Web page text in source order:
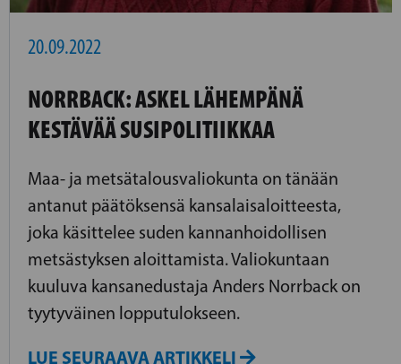
20.09.2022
NORRBACK: ASKEL LÄHEMPÄNÄ
KESTÄVÄÄ SUSIPOLITIIKKAA
Maa- ja metsätalousvaliokunta on tänään
antanut päätöksensä kansalaisaloitteesta,
joka käsittelee suden kannanhoidollisen
metsästyksen aloittamista. Valiokuntaan
kuuluva kansanedustaja Anders Norrback on
tyytyväinen lopputulokseen.
LUE SEURAAVA ARTIKKELI